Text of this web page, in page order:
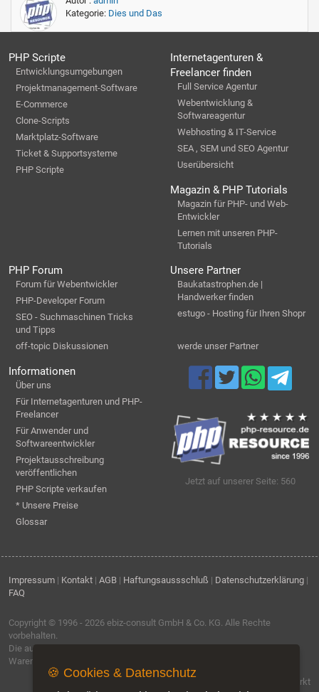
Kategorie: Dies und Das
PHP Scripte
Entwicklungsumgebungen
Projektmanagement-Software
E-Commerce
Clone-Scripts
Marktplatz-Software
Ticket & Supportsysteme
PHP Scripte
Internetagenturen &
Freelancer finden
Full Service Agentur
Webentwicklung &
Softwareagentur
Webhosting & IT-Service
SEA , SEM und SEO Agentur
Userübersicht
Magazin & PHP Tutorials
Magazin für PHP- und Web-
Entwickler
Lernen mit unseren PHP-
Tutorials
PHP Forum
Forum für Webentwickler
PHP-Developer Forum
SEO - Suchmaschinen Tricks
und Tipps
off-topic Diskussionen
Unsere Partner
Baukatastrophen.de |
Handwerker finden
estugo - Hosting für Ihren Shopr
werde unser Partner
Informationen
Über uns
Für Internetagenturen und PHP-
Freelancer
Für Anwender und
Softwareentwickler
Projektausschreibung
veröffentlichen
PHP Scripte verkaufen
* Unsere Preise
Glossar
Jetzt auf unserer Seite: 560
Impressum | Kontakt | AGB | Haftungsaussschluß | Datenschutzerklärung |
FAQ
Copyright © 1996 - 2026 ebiz-consult GmbH & Co. KG. Alle Rechte
vorbehalten.
Die auf dieser Seite verwendeten Produktbezeichnungen, Namen und
Warenzeichen sind Eigentum der jeweiligen Firmen.
Software by IQ-Markt
🍪 Cookies & Datenschutz